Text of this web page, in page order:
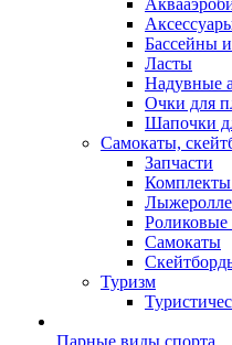
Бассейны
Ласты
Надувные
Очки для
Шапочки
Самокаты,
Запчасти
Роликовые
Самокаты
Туризм
Парные виды спорта